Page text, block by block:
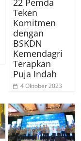
22 Pemda
Teken
Komitmen
dengan
BSKDN
Kemendagri
Terapkan
Puja Indah
4 Oktober 2023